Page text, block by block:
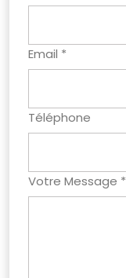
Email *
Téléphone
Votre Message *